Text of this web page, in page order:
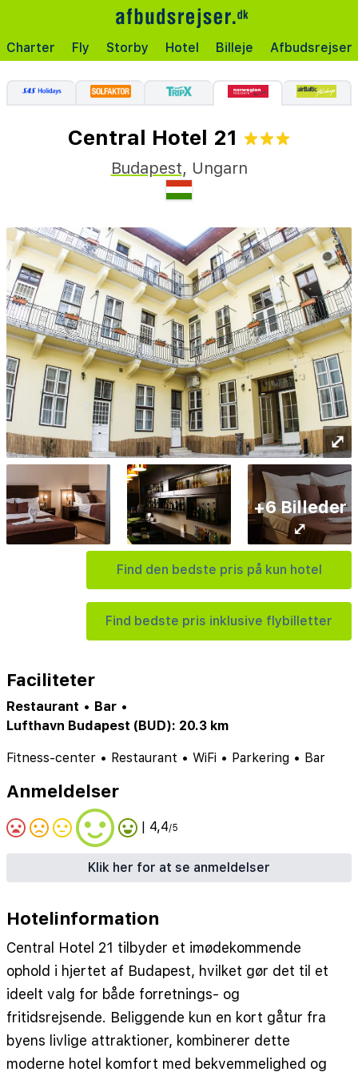
Charter Fly Storby Hotel Billeje Afbudsrejser
Central Hotel 21
Budapest, Ungarn
⤢
Find den bedste pris på kun hotel
Find bedste pris inklusive flybilletter
+6 Billeder
⤢
Faciliteter
Restaurant • Bar •
Lufthavn Budapest (BUD): 20.3 km
Fitness-center • Restaurant • WiFi • Parkering • Bar
Anmeldelser
| 4,4/5
Klik her for at se anmeldelser
Hotelinformation
Central Hotel 21 tilbyder et imødekommende
ophold i hjertet af Budapest, hvilket gør det til et
ideelt valg for både forretnings- og
fritidsrejsende. Beliggende kun en kort gåtur fra
byens livlige attraktioner, kombinerer dette
moderne hotel komfort med bekvemmelighed og